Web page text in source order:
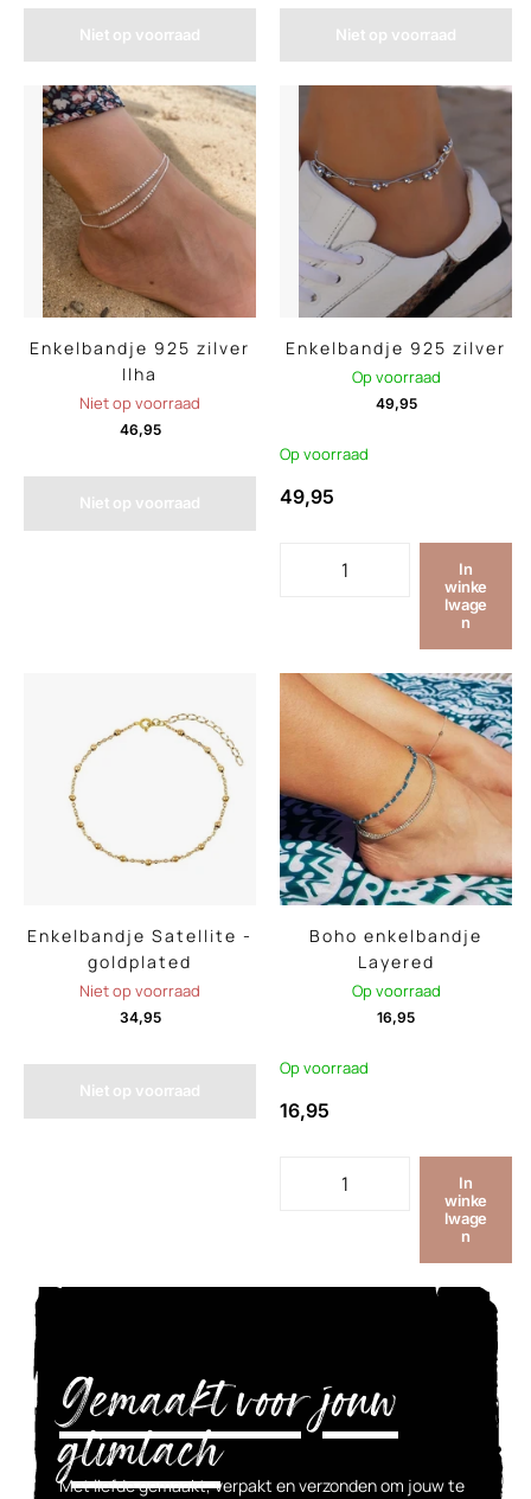
Niet op voorraad Niet op voorraad
Enkelbandje 925 zilver
Ilha
Niet op voorraad
46,95
Niet op voorraad
Enkelbandje 925 zilver
Op voorraad
49,95
Op voorraad
49,95
In
winke
lwage
n
Enkelbandje Satellite -
goldplated
Niet op voorraad
34,95
Niet op voorraad
Boho enkelbandje
Layered
Op voorraad
16,95
Op voorraad
16,95
In
winke
lwage
n
Gemaakt voor jouw
glimlach
Met liefde gemaakt, verpakt en verzonden om jouw te